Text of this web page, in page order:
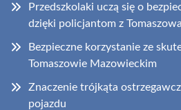
Przedszkolaki uczą się o
dzięki policjantom z
Bezpieczne korzystanie ze
Tomaszowie Mazowieckim
Znaczenie trójkąta
pojazdu